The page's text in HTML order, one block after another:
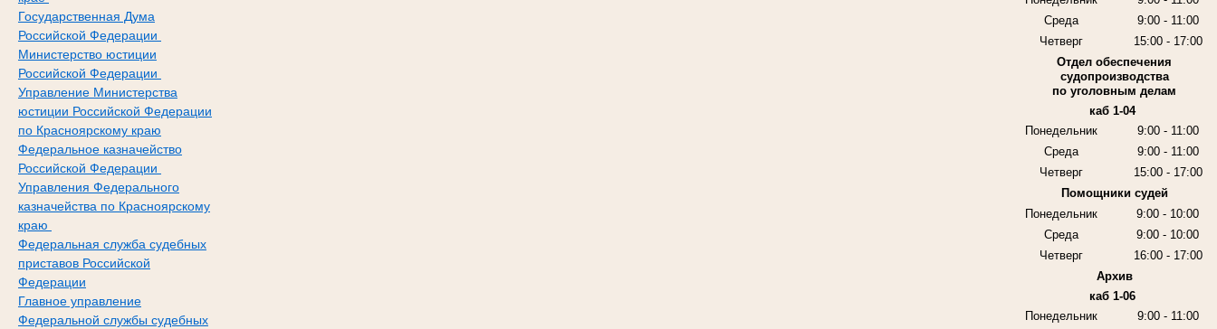
Государственная Дума
Российской Федерации
Министерство юстиции
Российской Федерации
Управление Министерства
юстиции Российской Федерации
по Красноярскому краю
Федеральное казначейство
Российской Федерации
Управления Федерального
казначейства по Красноярскому
краю
Федеральная служба судебных
приставов Российской
Федерации
Главное управление
Федеральной службы судебных
Среда
9:00 - 11:00
Четверг
15:00 - 17:00
Отдел обеспечения
судопроизводства
по уголовным делам
каб 1-04
Понедельник
9:00 - 11:00
Среда
9:00 - 11:00
Четверг
15:00 - 17:00
Помощники судей
Понедельник
9:00 - 10:00
Среда
9:00 - 10:00
Четверг
16:00 - 17:00
Архив
каб 1-06
Понедельник
9:00 - 11:00